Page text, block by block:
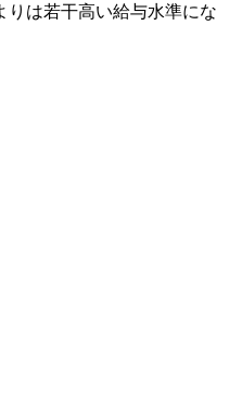
りは若干高い給与水準にな